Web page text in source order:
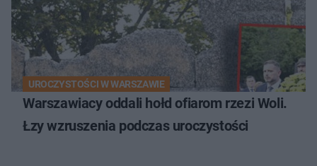
UROCZYSTOŚCI W WARSZAWIE
Warszawiacy oddali hołd ofiarom rzezi Woli.
Łzy wzruszenia podczas uroczystości